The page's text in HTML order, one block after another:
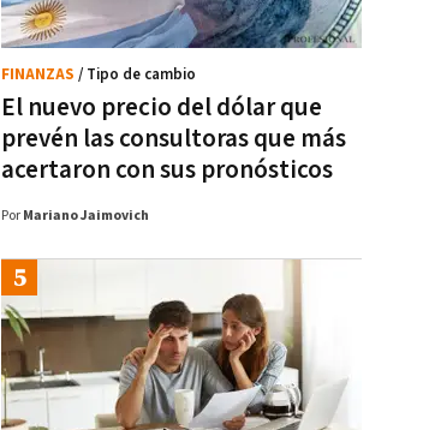
El nuevo precio del dólar que
prevén las consultoras que más
acertaron con sus pronósticos
FINANZAS / Tipo de cambio
Por Mariano Jaimovich